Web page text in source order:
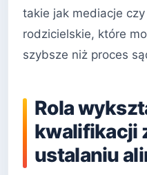
takie jak mediacje
rodzicielskie, które
szybsze niż proces
Rola
kwalifikacji
ustalaniu